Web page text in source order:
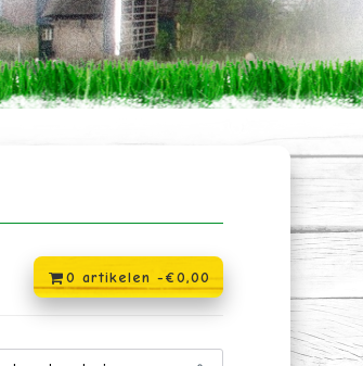
0 artikelen -€0,00